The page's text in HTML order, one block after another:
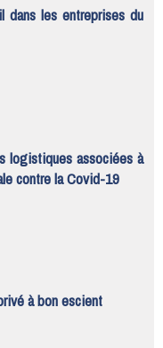
les entreprises du
logistiques associées à
contre la Covid-19
à bon escient